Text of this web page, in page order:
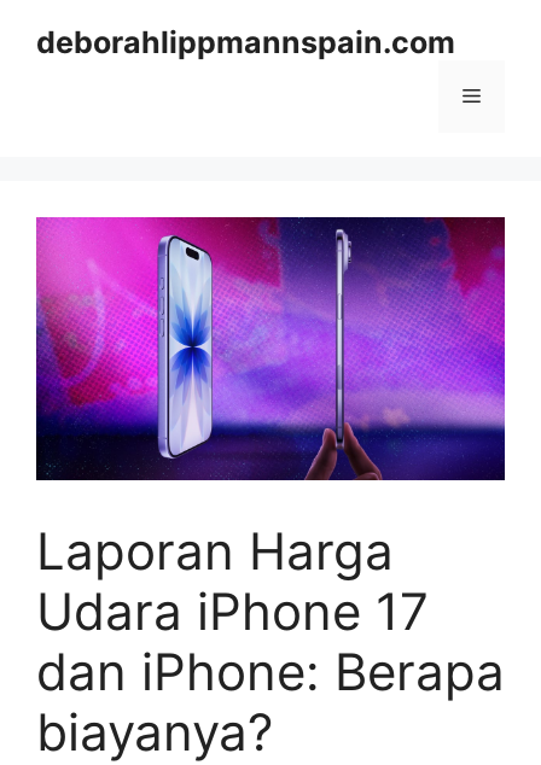
deborahlippmannspain.com
Menu
Laporan Harga
Udara iPhone 17
dan iPhone: Berapa
biayanya?